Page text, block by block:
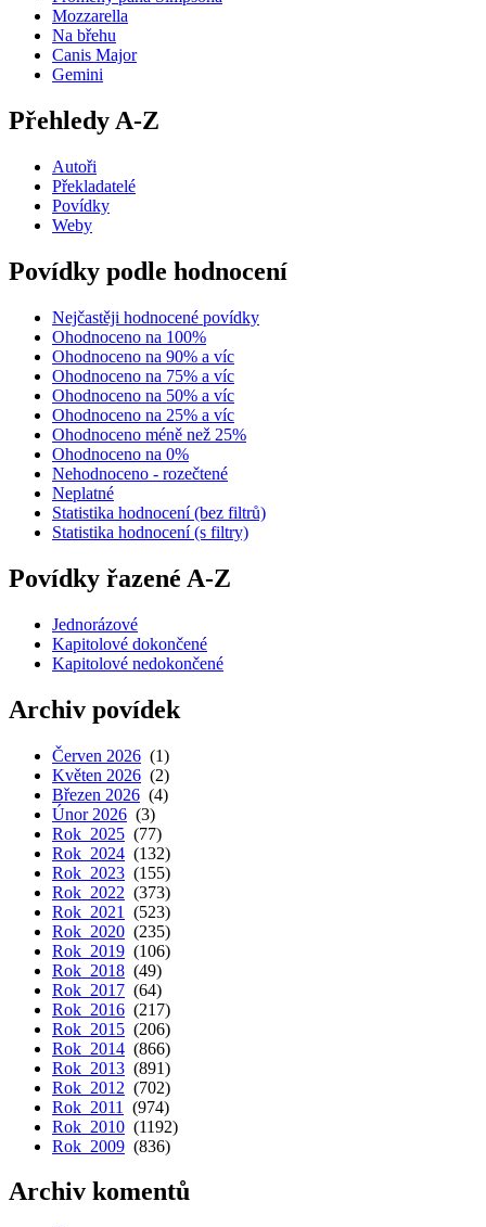
Mozzarella
Na břehu
Canis Major
Gemini
Přehledy A-Z
Autoři
Překladatelé
Povídky
Weby
Povídky podle hodnocení
Nejčastěji hodnocené povídky
Ohodnoceno na 100%
Ohodnoceno na 90% a víc
Ohodnoceno na 75% a víc
Ohodnoceno na 50% a víc
Ohodnoceno na 25% a víc
Ohodnoceno méně než 25%
Ohodnoceno na 0%
Nehodnoceno - rozečtené
Neplatné
Statistika hodnocení (bez filtrů)
Statistika hodnocení (s filtry)
Povídky řazené A-Z
Jednorázové
Kapitolové dokončené
Kapitolové nedokončené
Archiv povídek
Červen 2026 (1)
Květen 2026 (2)
Březen 2026 (4)
Únor 2026 (3)
Rok 2025 (77)
Rok 2024 (132)
Rok 2023 (155)
Rok 2022 (373)
Rok 2021
(523)
Rok 2020 (235)
Rok 2019 (106)
Rok 2018 (49)
Rok 2017 (64)
Rok 2016 (217)
Rok 2015 (206)
Rok 2014 (866)
Rok 2013 (891)
Rok 2012 (702)
Rok 2011
(974)
Rok 2010 (1192)
Rok 2009 (836)
Archiv komentů